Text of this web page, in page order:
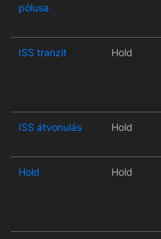
pólusa
ISS tranzit Hold
ISS átvonulás Hold
Hold Hold